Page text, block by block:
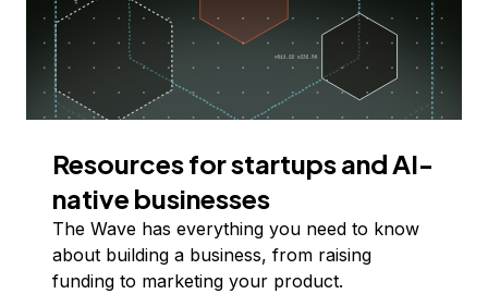
Resources for startups and AI-
native businesses
The Wave has everything you need to know
about building a business, from raising
funding to marketing your product.